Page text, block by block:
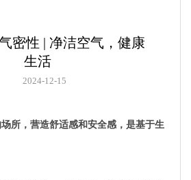
密性 | 净洁空气，健康
生活
2024-12-15
所，营造舒适感和安全感，是基于生